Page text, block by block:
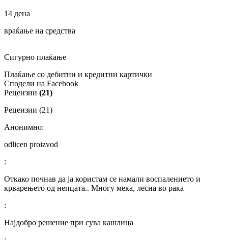
14 дена
враќање на средства
Сигурно плаќање
Плаќање со дебитни и кредитни картички
Сподели на Facebook
Рецензии (21)
Рецензии (21)
Анонимно:
odlicen proizvod
:
Откако почнав да ја користам се намали воспалението и
крварењето од непцата.. Многу мека, лесна во рака
:
Најдобро решение при сува кашлица